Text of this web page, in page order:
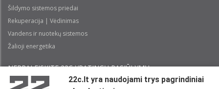
Šildymo sistemos priedai
Rekuperacija | Vėdinimas
Vandens ir nuotekų sistemos
Žalioji energetika
NEPRALEISKITE 22С YPATINGŲ PASIŪLYMŲ:
22c.lt yra naudojami trys pagrindiniai